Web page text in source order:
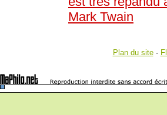
Mark Twain
Plan du site-